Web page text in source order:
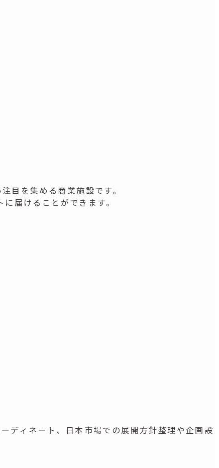
目を集める商業施設です。
届けることができます。
ディネート、日本市場での展開方針整理や企画設